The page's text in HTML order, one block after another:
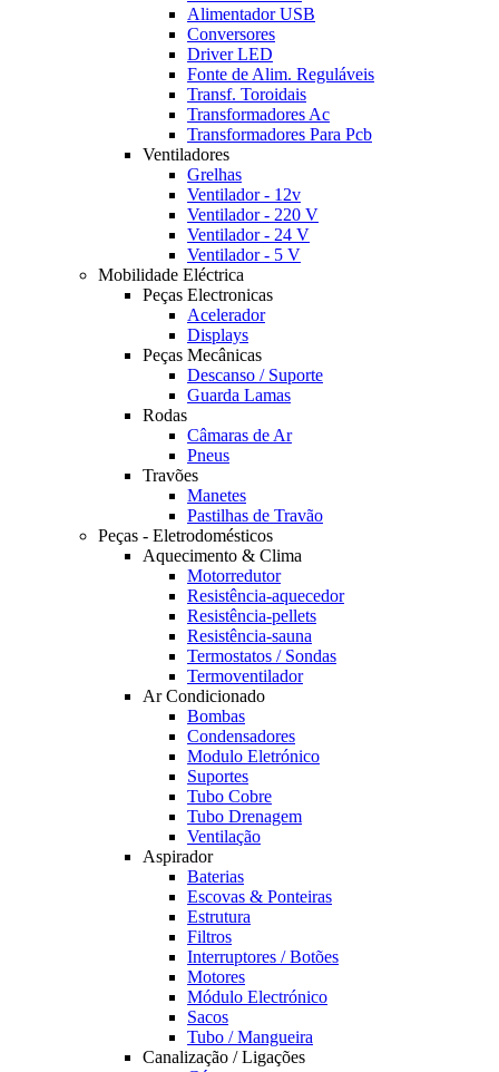
Alimentador USB
Conversores
Driver LED
Fonte de Alim. Reguláveis
Transf. Toroidais
Transformadores Ac
Transformadores Para Pcb
Ventiladores
Grelhas
Ventilador - 12v
Ventilador - 220 V
Ventilador - 24 V
Ventilador - 5 V
Mobilidade Eléctrica
Peças Electronicas
Acelerador
Displays
Peças Mecânicas
Descanso / Suporte
Guarda Lamas
Rodas
Câmaras de Ar
Pneus
Travões
Manetes
Pastilhas de Travão
Peças - Eletrodomésticos
Aquecimento & Clima
Motorredutor
Resistência-aquecedor
Resistência-pellets
Resistência-sauna
Termostatos / Sondas
Termoventilador
Ar Condicionado
Bombas
Condensadores
Modulo Eletrónico
Suportes
Tubo Cobre
Tubo Drenagem
Ventilação
Aspirador
Baterias
Escovas & Ponteiras
Estrutura
Filtros
Interruptores / Botões
Motores
Módulo Electrónico
Sacos
Tubo / Mangueira
Canalização / Ligações